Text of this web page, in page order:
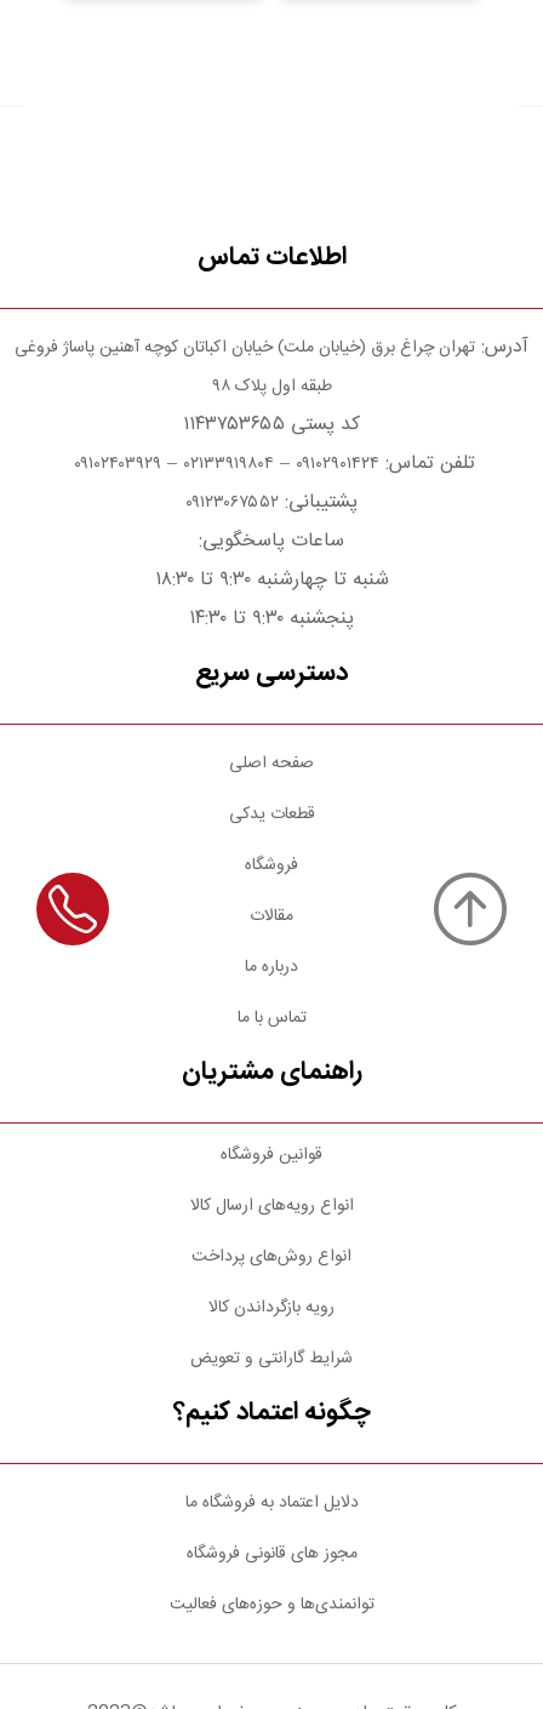
اطلاعات تماس
آدرس: تهران چراغ برق (خیابان ملت) خیابان اکباتان کوچه آهنین پاساژ فروغی
طبقه اول پلاک ۹۸
کد پستی ۱۱۴۳۷۵۳۶۵۵
تلفن تماس: ۰۹۱۰۲۹۰۱۴۲۴ – ۰۲۱۳۳۹۱۹۸۰۴ – ۰۹۱۰۲۴۰۳۹۲۹
پشتیبانی: ۰۹۱۲۳۰۶۷۵۵۲
ساعات پاسخگویی:
شنبه تا چهارشنبه ۹:۳۰ تا ۱۸:۳۰
پنجشنبه ۹:۳۰ تا ۱۴:۳۰
دسترسی سریع
صفحه اصلی
قطعات یدکی
فروشگاه
مقالات
درباره ما
تماس با ما
راهنمای مشتریان
قوانین فروشگاه
انواع رویه‌های ارسال کالا
انواع روش‌های پرداخت
رویه بازگرداندن کالا
شرایط گارانتی و تعویض
چگونه اعتماد کنیم؟
دلایل اعتماد به فروشگاه ما
مجوز های قانونی فروشگاه
توانمندی‌ها و حوزه‌های فعالیت